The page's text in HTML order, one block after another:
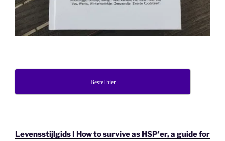
Bestel hier
Levensstijlgids I How to survive as HSP'er, a guide for